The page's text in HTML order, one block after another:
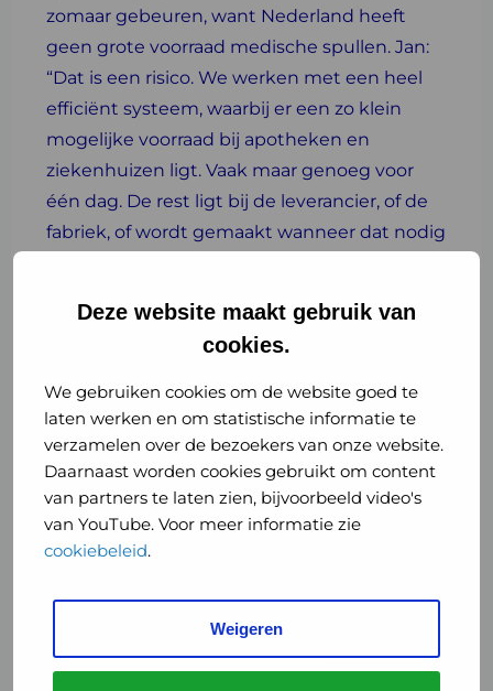
Deze website maakt gebruik van
cookies.
We gebruiken cookies om de website goed te
laten werken en om statistische informatie te
verzamelen over de bezoekers van onze website.
Daarnaast worden cookies gebruikt om content
van partners te laten zien, bijvoorbeeld video's
van YouTube. Voor meer informatie zie
cookiebeleid.
Weigeren
zomaar gebeuren, want Nederland heeft
geen grote voorraad medische spullen. Jan:
“Dat is een risico. We werken met een heel
efficiënt systeem, waarbij er een zo klein
mogelijke voorraad bij apotheken en
ziekenhuizen ligt. Vaak maar genoeg voor
één dag. De rest ligt bij de leverancier, of de
fabriek, of wordt gemaakt wanneer dat nodig
bijvoorbeeld omdat de logistiek spaak loopt
door afgesloten wegen of sabotage. Dat
risico geven wij aan bij de overheid. We
hebben niet direct een oplossing, maar we
vinden het belangrijk dat we dit in beeld
hebben en het bespreken.”
GHOR als spin in het web
Overstromingen, infectieziekte-uitbraken,
luchtvaartongevallen: overal zijn